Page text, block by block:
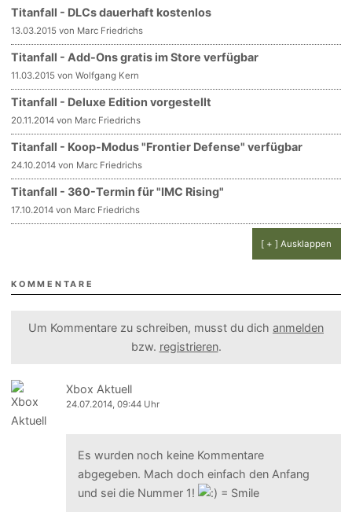
Titanfall - DLCs dauerhaft kostenlos
13.03.2015 von Marc Friedrichs
Titanfall - Add-Ons gratis im Store verfügbar
11.03.2015 von Wolfgang Kern
Titanfall - Deluxe Edition vorgestellt
20.11.2014 von Marc Friedrichs
Titanfall - Koop-Modus "Frontier Defense" verfügbar
24.10.2014 von Marc Friedrichs
Titanfall - 360-Termin für "IMC Rising"
17.10.2014 von Marc Friedrichs
[ + ] Ausklappen
KOMMENTARE
Um Kommentare zu schreiben, musst du dich anmelden
bzw. registrieren.
Xbox Aktuell
24.07.2014, 09:44 Uhr
Es wurden noch keine Kommentare
abgegeben. Mach doch einfach den Anfang
und sei die Nummer 1!